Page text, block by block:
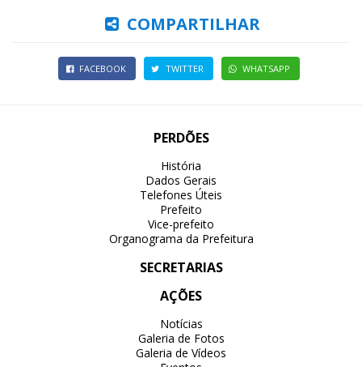
COMPARTILHAR
FACEBOOK TWITTER WHATSAPP
PERDÕES
História
Dados Gerais
Telefones Úteis
Prefeito
Vice-prefeito
Organograma da Prefeitura
SECRETARIAS
AÇÕES
Notícias
Galeria de Fotos
Galeria de Vídeos